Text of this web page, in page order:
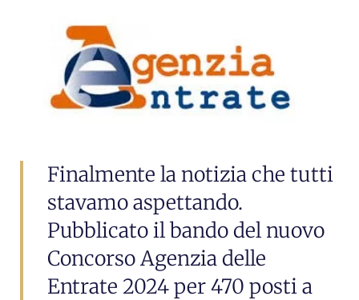
Finalmente la notizia che tutti
stavamo aspettando.
Pubblicato il bando del nuovo
Concorso Agenzia delle
Entrate 2024 per 470 posti a